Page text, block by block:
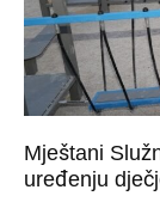
Mještani
uređenju